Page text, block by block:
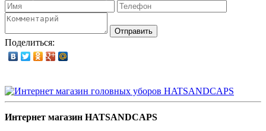
Отправить
Поделиться:
Интернет магазин HATSANDCAPS